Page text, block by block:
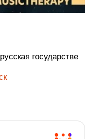
государстве